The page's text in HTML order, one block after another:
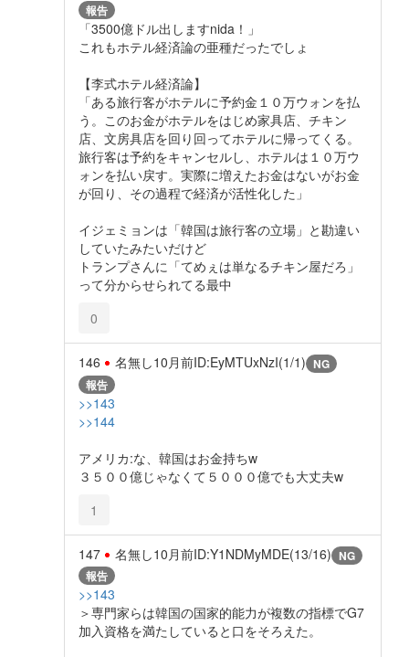
報告
「3500億ドル出しますnida！」
これもホテル経済論の亜種だったでしょ
【李式ホテル経済論】
「ある旅行客がホテルに予約金１０万ウォンを払
う。このお金がホテルをはじめ家具店、チキン
店、文房具店を回り回ってホテルに帰ってくる。
旅行客は予約をキャンセルし、ホテルは１０万ウ
ォンを払い戻す。実際に増えたお金はないがお金
が回り、その過程で経済が活性化した」
イジェミョンは「韓国は旅行客の立場」と勘違い
していたみたいだけど
トランプさんに「てめぇは単なるチキン屋だろ」
って分からせられてる最中
0
146 名無し10月前ID:EyMTUxNzI(1/1) NG
報告
>>143
>>144
アメリカ:な、韓国はお金持ちw
３５００億じゃなくて５０００億でも大丈夫w
1
147 名無し10月前ID:Y1NDMyMDE(13/16) NG
報告
>>143
＞専門家らは韓国の国家的能力が複数の指標でG7
加入資格を満たしていると口をそろえた。